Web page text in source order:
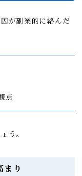
が副業的に絡んだ
点
う。
り